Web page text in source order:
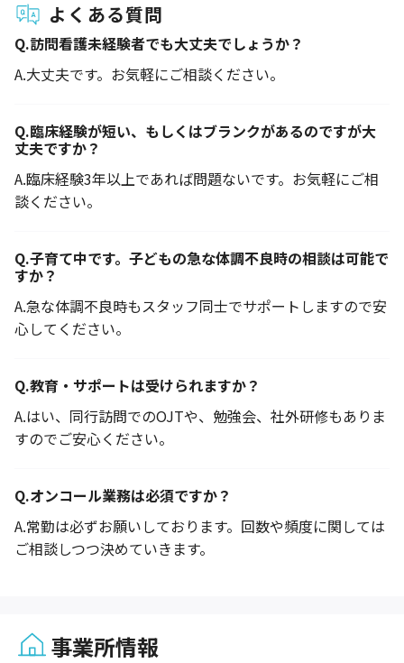
よくある質問
Q.訪問看護未経験者でも大丈夫でしょうか？
A.大丈夫です。お気軽にご相談ください。
Q.臨床経験が短い、もしくはブランクがあるのですが大
丈夫ですか？
A.臨床経験3年以上であれば問題ないです。お気軽にご相
談ください。
Q.子育て中です。子どもの急な体調不良時の相談は可能で
すか？
A.急な体調不良時もスタッフ同士でサポートしますので安
心してください。
Q.教育・サポートは受けられますか？
A.はい、同行訪問でのOJTや、勉強会、社外研修もありま
すのでご安心ください。
Q.オンコール業務は必須ですか？
A.常勤は必ずお願いしております。回数や頻度に関しては
ご相談しつつ決めていきます。
事業所情報